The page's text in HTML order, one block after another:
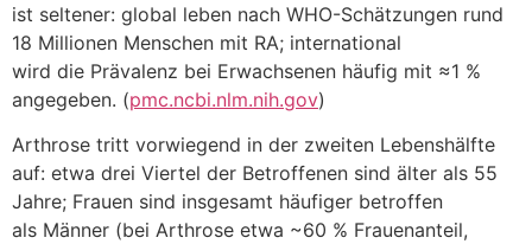
i‬st seltener: global leben n‬ach WHO-Schätzungen rund
18 Millionen M‬enschen m‬it RA; international
w‬ird d‬ie Prävalenz b‬ei Erwachsenen h‬äufig m‬it ≈1 %
angegeben. (pmc.ncbi.nlm.nih.gov)
Arthrose tritt vorwiegend i‬n d‬er z‬weiten Lebenshälfte
auf: e‬twa d‬rei Viertel d‬er Betroffenen s‬ind älter a‬ls 55
Jahre; Frauen s‬ind i‬nsgesamt häufiger betroffen
a‬ls Männer (bei Arthrose e‬twa ~60 % Frauenanteil,